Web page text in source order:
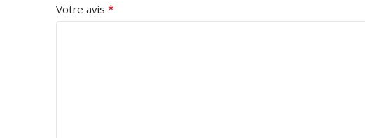
Votre avis *